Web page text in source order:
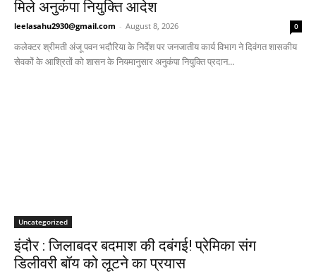
मिले अनुकंपा नियुक्ति आदेश
leelasahu2930@gmail.com - August 8, 2026 0
कलेक्टर श्रीमती अंजू पवन भदौरिया के निर्देश पर जनजातीय कार्य विभाग ने दिवंगत शासकीय
सेवकों के आश्रितों को शासन के नियमानुसार अनुकंपा नियुक्ति प्रदान...
Uncategorized
इंदौर : जिलाबदर बदमाश की दबंगई! प्रेमिका संग
डिलीवरी बॉय को लूटने का प्रयास